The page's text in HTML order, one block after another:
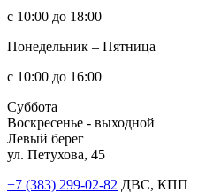
с 10:00 до 18:00
Понедельник – Пятница
с 10:00 до 16:00
Суббота
Воскресенье - выходной
Левый берег
ул. Петухова, 45
+7 (383) 299-02-82 ДВС, КПП